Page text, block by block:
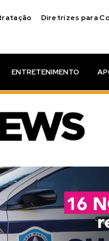
Diretrizes para
ENTRETENIMENTO